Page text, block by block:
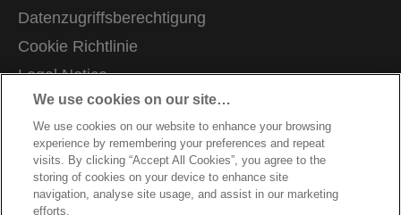
Datenzugriffsberechtigung
Cookie Richtlinie
Legal Notice
Impressum
Kundenservice
Karriere
Garantie Bedingungen
We use cookies on our site…
We use cookies on our website to enhance your browsing
experience by remembering your preferences and repeat
visits. By clicking “Accept All Cookies”, you agree to the
storing of cookies on your device to enhance site
navigation, analyse site usage, and assist in our marketing
efforts.